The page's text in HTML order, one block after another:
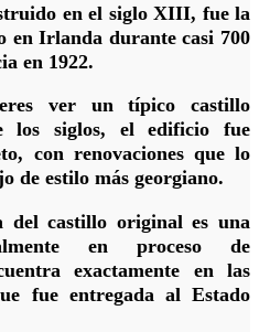
en el siglo XIII, fue la
en Irlanda durante casi 700
en 1922.
ver un típico castillo
los siglos, el edificio fue
con renovaciones que lo
de estilo más georgiano.
del castillo original es una
en proceso de
exactamente en las
fue entregada al Estado